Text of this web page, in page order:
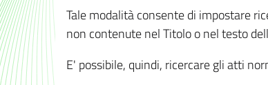
Tale modalità consente di impostare
non contenute nel Titolo o nel testo
E' possibile, quindi, ricercare gli atti